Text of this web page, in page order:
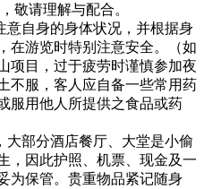
敬请理解与配合。
意自身的身体状况，并根据身
在游览时特别注意安全。（如
项目，过于疲劳时谨慎参加夜
不服，客人应自备一些常用药
服用他人所提供之食品或药
大部分酒店餐厅、大堂是小偷
，因此护照、机票、现金及一
为保管。贵重物品紧记随身